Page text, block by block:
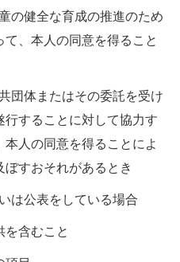
の健全な育成の推進のため
、本人の同意を得ること
団体またはその委託を受け
することに対して協力す
人の同意を得ることによ
すおそれがあるとき
は公表をしている場合
を含むこと